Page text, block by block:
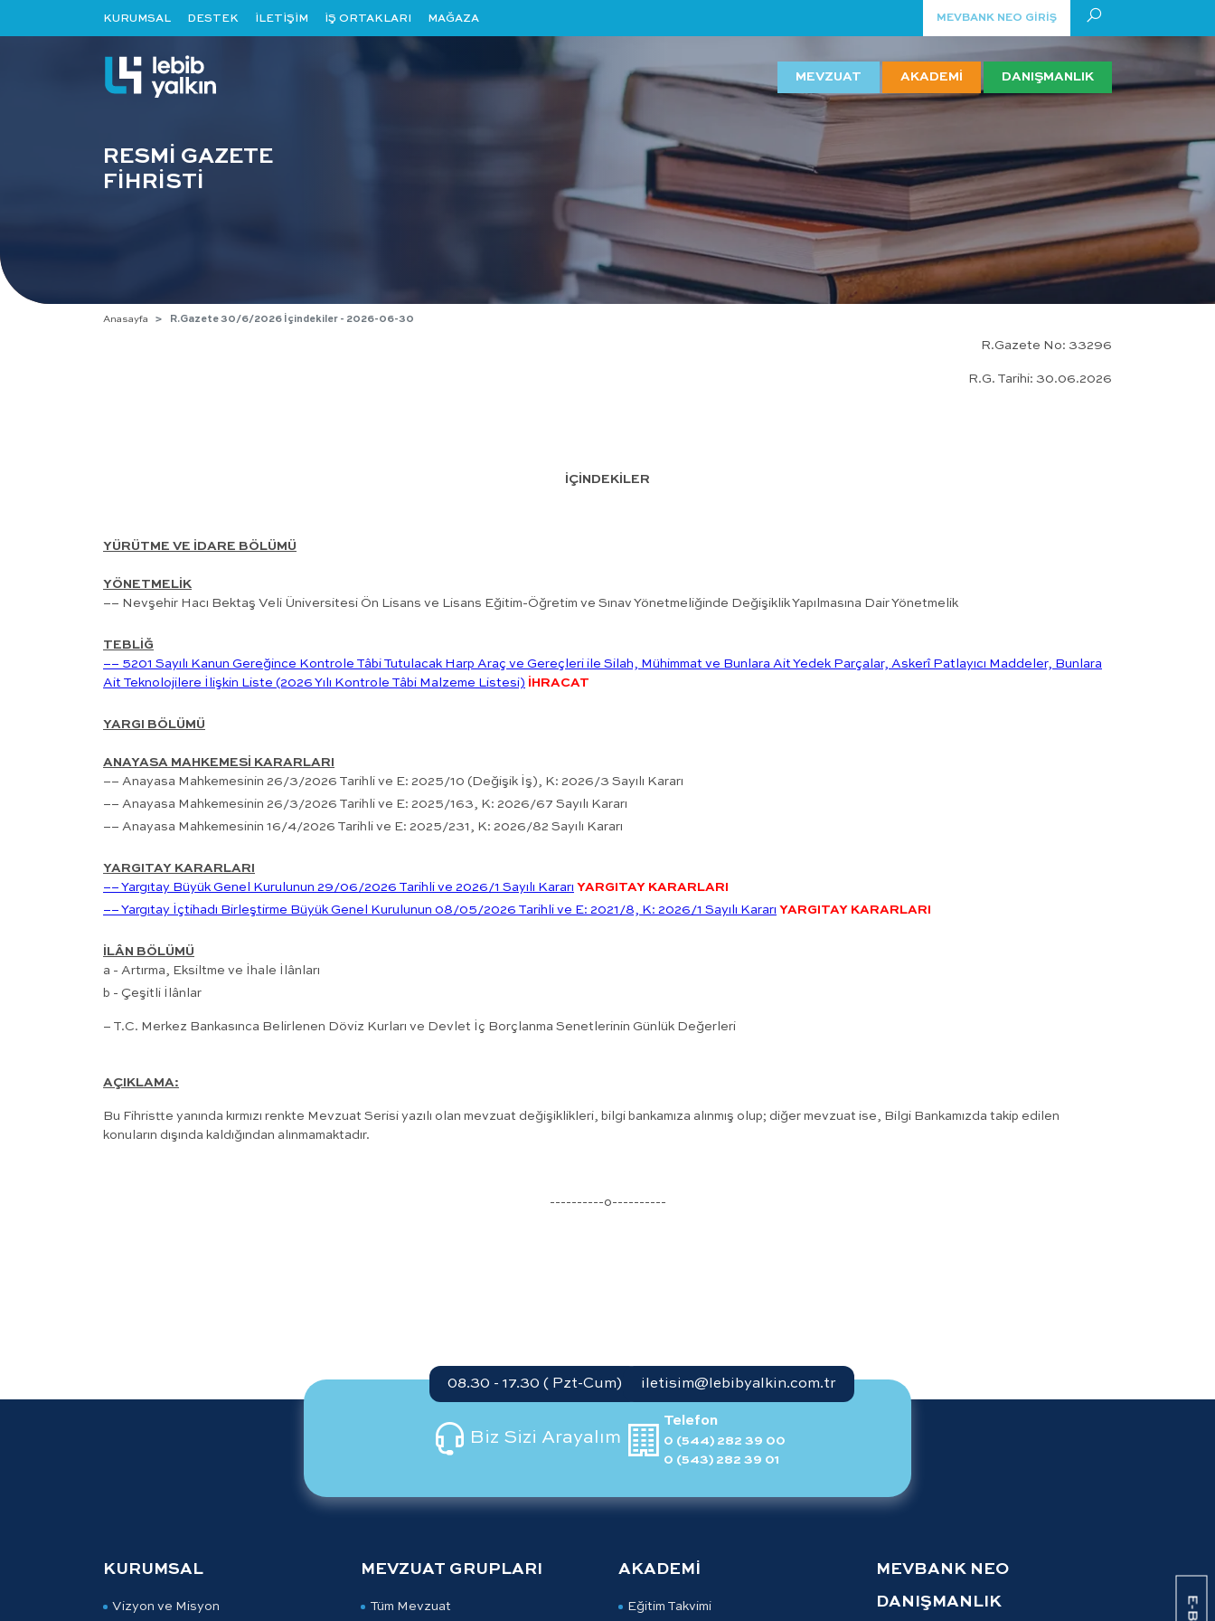
KURUMSAL DESTEK İLETİŞİM İŞ ORTAKLARI MAĞAZA MEVBANK NEO GİRİŞ
MEVZUAT AKADEMİ DANIŞMANLIK
RESMİ GAZETE
FİHRİSTİ
Anasayfa R.Gazete 30/6/2026 İçindekiler - 2026-06-30
R.Gazete No: 33296
R.G. Tarihi: 30.06.2026
İÇİNDEKİLER
YÜRÜTME VE İDARE BÖLÜMÜ
YÖNETMELİK
–– Nevşehir Hacı Bektaş Veli Üniversitesi Ön Lisans ve Lisans Eğitim-Öğretim ve Sınav Yönetmeliğinde Değişiklik Yapılmasına Dair Yönetmelik
TEBLİĞ
–– 5201 Sayılı Kanun Gereğince Kontrole Tâbi Tutulacak Harp Araç ve Gereçleri ile Silah, Mühimmat ve Bunlara Ait Yedek Parçalar, Askerî Patlayıcı Maddeler, Bunlara
Ait Teknolojilere İlişkin Liste (2026 Yılı Kontrole Tâbi Malzeme Listesi)
İHRACAT
YARGI BÖLÜMÜ
ANAYASA MAHKEMESİ KARARLARI
–– Anayasa Mahkemesinin 26/3/2026 Tarihli ve E: 2025/10 (Değişik İş), K: 2026/3 Sayılı Kararı
–– Anayasa Mahkemesinin 26/3/2026 Tarihli ve E: 2025/163, K: 2026/67 Sayılı Kararı
–– Anayasa Mahkemesinin 16/4/2026 Tarihli ve E: 2025/231, K: 2026/82 Sayılı Kararı
YARGITAY KARARLARI
–– Yargıtay Büyük Genel Kurulunun 29/06/2026 Tarihli ve 2026/1 Sayılı Kararı YARGITAY KARARLARI
–– Yargıtay İçtihadı Birleştirme Büyük Genel Kurulunun 08/05/2026 Tarihli ve E: 2021/8, K: 2026/1 Sayılı Kararı YARGITAY KARARLARI
İLÂN BÖLÜMÜ
a - Artırma, Eksiltme ve İhale İlânları
b - Çeşitli İlânlar
– T.C. Merkez Bankasınca Belirlenen Döviz Kurları ve Devlet İç Borçlanma Senetlerinin Günlük Değerleri
AÇIKLAMA:
Bu Fihristte yanında kırmızı renkte Mevzuat Serisi yazılı olan mevzuat değişiklikleri, bilgi bankamıza alınmış olup; diğer mevzuat ise, Bilgi Bankamızda takip edilen
konuların dışında kaldığından alınmamaktadır.
----------o----------
08.30 - 17.30 ( Pzt-Cum)
Biz Sizi Arayalım
iletisim@lebibyalkin.com.tr
Telefon
0 (544) 282 39 00
0 (543) 282 39 01
KURUMSAL
Vizyon ve Misyon
MEVZUAT GRUPLARI
Tüm Mevzuat
AKADEMİ
Eğitim Takvimi
MEVBANK NEO
DANIŞMANLIK